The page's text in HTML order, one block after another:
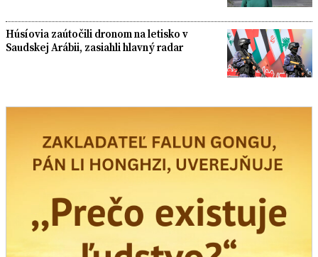
Húsíovia zaútočili dronom na letisko v
Saudskej Arábii, zasiahli hlavný radar